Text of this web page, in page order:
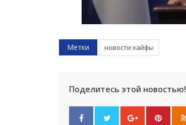
Метки новости хайфы
Поделитесь этой новостью!